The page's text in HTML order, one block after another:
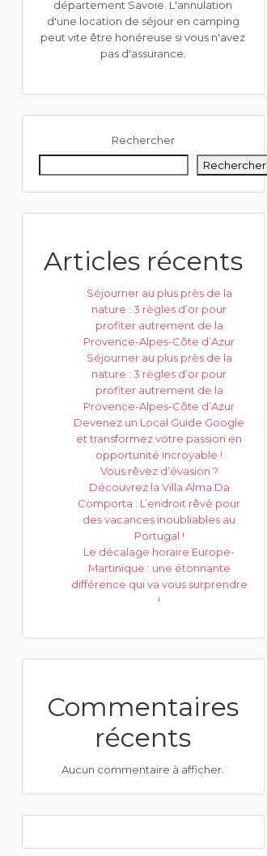
département Savoie. L'annulation
d'une location de séjour en camping
peut vite être honéreuse si vous n'avez
pas d'assurance.
Rechercher
Rechercher
Articles récents
Séjourner au plus près de la
nature : 3 règles d’or pour
profiter autrement de la
Provence-Alpes-Côte d’Azur
Séjourner au plus près de la
nature : 3 règles d’or pour
profiter autrement de la
Provence-Alpes-Côte d’Azur
Devenez un Local Guide Google
et transformez votre passion en
opportunité incroyable !
Vous rêvez d’évasion ?
Découvrez la Villa Alma Da
Comporta : L’endroit rêvé pour
des vacances inoubliables au
Portugal !
Le décalage horaire Europe-
Martinique : une étonnante
différence qui va vous surprendre
!
Commentaires
récents
Aucun commentaire à afficher.